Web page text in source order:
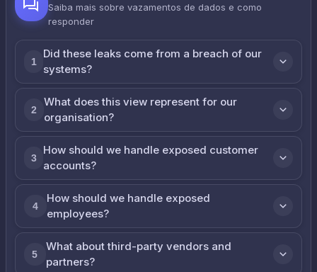
Saiba mais sobre vazamentos de dados e como
responder
1
Did these leaks come from a breach of our
systems?
2
What does this view represent for our
organisation?
3
How should we handle exposed customer
accounts?
4
How should we handle exposed
employees?
5
What about third-party vendors and
partners?